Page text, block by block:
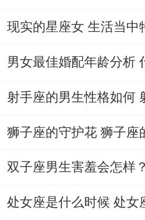
自动化脚本管理自家超
小时人力！
把做饭***加速看步骤，
情。
现实的星座女 生活当中
狮子座的守护花 狮子座
处女座是什么时候 处女